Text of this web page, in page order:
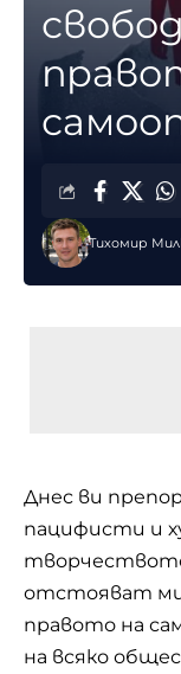
Тихомир
Днес ви
пацифисти и
отстояват
правото на
на всяко